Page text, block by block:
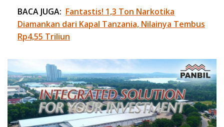
BACA JUGA: Fantastis! 1,3 Ton Narkotika
Diamankan dari Kapal Tanzania, Nilainya Tembus
Rp4,55 Triliun